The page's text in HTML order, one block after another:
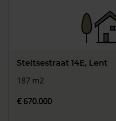
Steltsestraat 14E, Lent
187 m2
€ 670.000